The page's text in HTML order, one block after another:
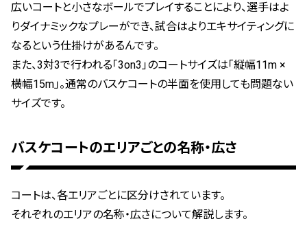
広いコートと小さなボールでプレイすることにより、選手はよ
りダイナミックなプレーができ、試合はよりエキサイティングに
なるという仕掛けがあるんです。
また、3対3で行われる「3on3」のコートサイズは「縦幅11m ×
横幅15m」。通常のバスケコートの半面を使用しても問題ない
サイズです。
バスケコートのエリアごとの名称・広さ
コートは、各エリアごとに区分けされています。
それぞれのエリアの名称・広さについて解説します。